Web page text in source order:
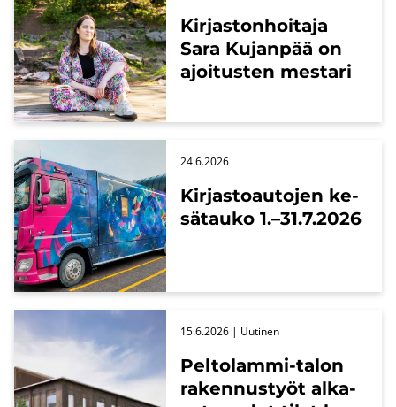
Kir­jas­ton­hoi­ta­ja
Sara Ku­jan­pää on
ajoi­tus­ten mes­ta­ri
Kir­jas­toau­to­jen ke­
sä­tau­ko 1.–31.7.2026
24.6.2026
Peltolammi-​talon
ra­ken­nus­työt al­ka­
15.6.2026 | Uu­ti­nen